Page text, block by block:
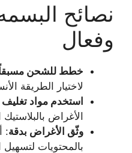
نصائح
وفعال
خطط للشحن
لاختيار الطريقة
استخدم مواد تغليف
الأغراض
وثّق الأغراض بدقة:
بالمحتويات